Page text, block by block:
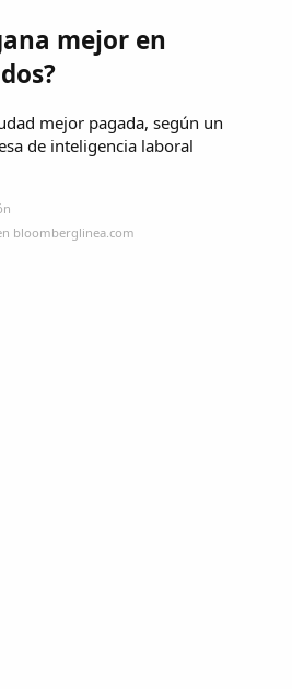
mejor en
mejor pagada, según un
de inteligencia laboral
bloomberglinea.com